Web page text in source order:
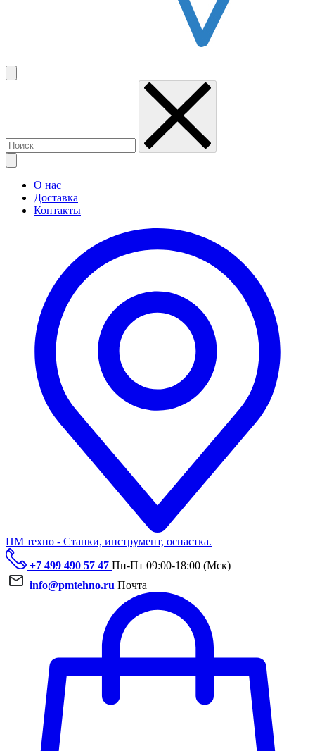
О нас
Доставка
Контакты
ПМ техно - Станки, инструмент, оснастка.
+7 499 490 57 47 Пн-Пт 09:00-18:00 (Мск)
info@pmtehno.ru Почта